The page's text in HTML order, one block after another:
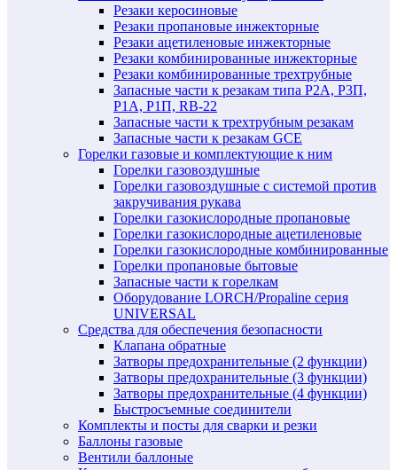
Резаки керосиновые
Резаки пропановые инжекторные
Резаки ацетиленовые инжекторные
Резаки комбинированные инжекторные
Резаки комбинированные трехтрубные
Запасные части к резакам типа Р2А, Р3П,
Р1А, Р1П, RB-22
Запасные части к трехтрубным резакам
Запасные части к резакам GCE
Горелки газовые и комплектующие к ним
Горелки газовоздушные
Горелки газовоздушные с системой против
закручивания рукава
Горелки газокислородные пропановые
Горелки газокислородные ацетиленовые
Горелки газокислородные комбинированные
Горелки пропановые бытовые
Запасные части к горелкам
Оборудование LORCH/Propaline серия
UNIVERSAL
Средства для обеспечения безопасности
Клапана обратные
Затворы предохранительные (2 функции)
Затворы предохранительные (3 функции)
Затворы предохранительные (4 функции)
Быстросъемные соединители
Комплекты и посты для сварки и резки
Баллоны газовые
Вентили баллоные